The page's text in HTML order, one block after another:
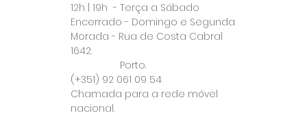
12h | 19h - Terça a Sábado
Encerrado - Domingo e Segunda
Morada - Rua de Costa Cabral
1642.
Porto.
(+351) 92 061 09 54
Chamada para a rede móvel
nacional.